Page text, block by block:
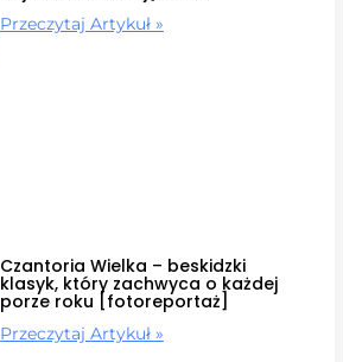
Przeczytaj Artykuł »
Czantoria Wielka – beskidzki
klasyk, który zachwyca o każdej
porze roku [fotoreportaż]
Przeczytaj Artykuł »